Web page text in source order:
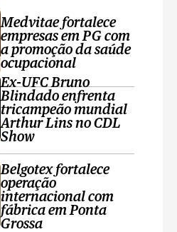
Medvitae fortalece
empresas em PG com
a promoção da saúde
ocupacional
Ex-UFC Bruno
Blindado enfrenta
tricampeão mundial
Arthur Lins no CDL
Show
Belgotex fortalece
operação
internacional com
fábrica em Ponta
Grossa